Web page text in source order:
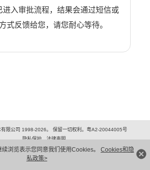
浏览表示您同意我们使用Cookies。 Cookies和隐
私政策>
进入审批流程，结果会通过短信或
式反馈给您，请您耐心等待。
限公司 1998-2026。 保留一切权利。粤A2-20044005号
隐私保护
法律声明